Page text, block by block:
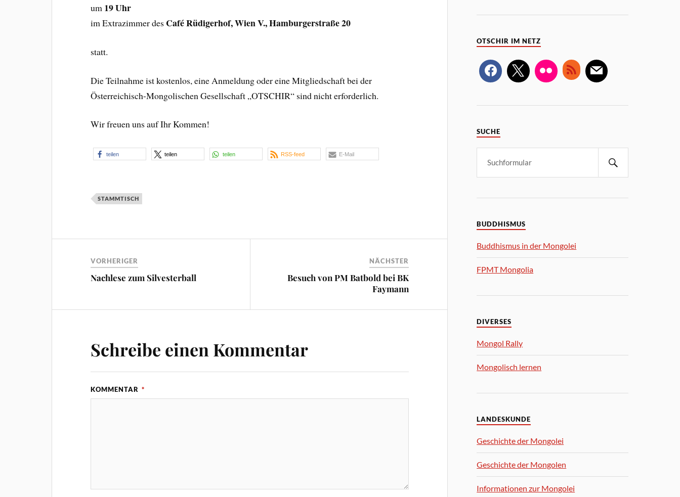
um 19 Uhr
im Extrazimmer des Café Rüdigerhof, Wien V., Hamburgerstraße 20
statt.
Die Teilnahme ist kostenlos, eine Anmeldung oder eine Mitgliedschaft bei der
Österreichisch-Mongolischen Gesellschaft „OTSCHIR“ sind nicht erforderlich.
Wir freuen uns auf Ihr Kommen!
teilen teilen teilen RSS-feed E-Mail
STAMMTISCH
VORHERIGER
Nachlese zum Silvesterball
NÄCHSTER
Besuch von PM Batbold bei BK
Faymann
Schreibe einen Kommentar
KOMMENTAR *
OTSCHIR IM NETZ
SUCHE
BUDDHISMUS
Buddhismus in der Mongolei
FPMT Mongolia
DIVERSES
Mongol Rally
Mongolisch lernen
LANDESKUNDE
Geschichte der Mongolei
Geschichte der Mongolen
Informationen zur Mongolei